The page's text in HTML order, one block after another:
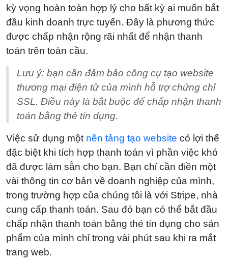
kỳ vọng hoàn toàn hợp lý cho bất kỳ ai muốn bắt
đầu kinh doanh trực tuyến. Đây là phương thức
được chấp nhận rộng rãi nhất để nhận thanh
toán trên toàn cầu.
Lưu ý: bạn cần đảm bảo công cụ tạo website
thương mại điện tử của mình hỗ trợ chứng chỉ
SSL. Điều này là bắt buộc để chấp nhận thanh
toán bằng thẻ tín dụng.
Việc sử dụng một nền tảng tạo website có lợi thế
đặc biệt khi tích hợp thanh toán vì phần việc khó
đã được làm sẵn cho bạn. Bạn chỉ cần điền một
vài thông tin cơ bản về doanh nghiệp của mình,
trong trường hợp của chúng tôi là với Stripe, nhà
cung cấp thanh toán. Sau đó bạn có thể bắt đầu
chấp nhận thanh toán bằng thẻ tín dụng cho sản
phẩm của mình chỉ trong vài phút sau khi ra mắt
trang web.